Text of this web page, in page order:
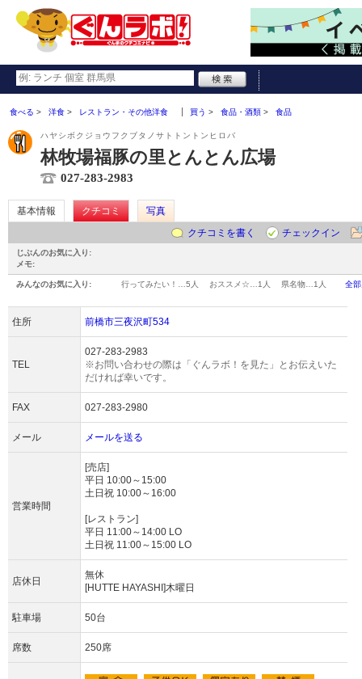
食べる 洋食 レストラン・その他洋食 買う 食品・酒類 食品
ハヤシボクジョウフクブタノサトトントンヒロバ
林牧場福豚の里とんとん広場
027-283-2983
基本情報 クチコミ
写真
クチコミを書く
チェックイン
じぶんのお気に入り:
メモ:
みんなのお気に入り: 行ってみたい！… 5人 おススメ☆… 1人 県名物… 1人 全
住所 前橋市三夜沢町534
TEL
027-283-2983
※お問い合わせの際は「ぐんラボ！を見た」とお伝えいた
だければ幸いです。
FAX 027-283-2980
メール メールを送る
営業時間
[売店]
平日 10:00～15:00
土日祝 10:00～16:00
[レストラン]
平日 11:00～14:00 LO
土日祝 11:00～15:00 LO
店休日
無休
[HUTTE HAYASHI]木曜日
駐車場 50台
席数 250席